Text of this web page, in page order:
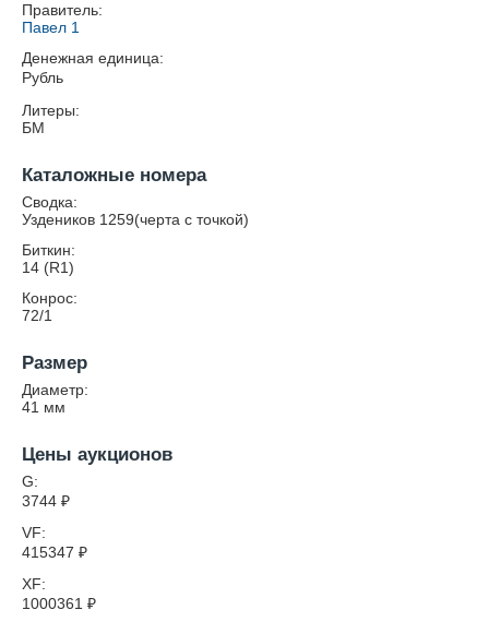
Правитель:
Павел 1
Денежная единица:
Рубль
Литеры:
БМ
Каталожные номера
Сводка:
Уздеников 1259(черта с точкой)
Биткин:
14 (R1)
Конрос:
72/1
Размер
Диаметр:
41 мм
Цены аукционов
G:
3744 ₽
VF:
415347 ₽
XF:
1000361 ₽